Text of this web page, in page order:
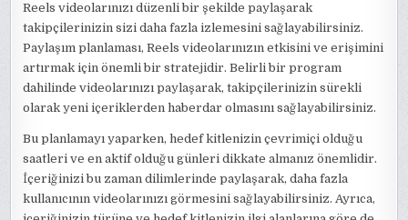
Reels videolarınızı düzenli bir şekilde paylaşarak
takipçilerinizin sizi daha fazla izlemesini sağlayabilirsiniz.
Paylaşım planlaması, Reels videolarınızın etkisini ve erişimini
artırmak için önemli bir stratejidir. Belirli bir program
dahilinde videolarınızı paylaşarak, takipçilerinizin sürekli
olarak yeni içeriklerden haberdar olmasını sağlayabilirsiniz.
Bu planlamayı yaparken, hedef kitlenizin çevrimiçi olduğu
saatleri ve en aktif olduğu günleri dikkate almanız önemlidir.
İçeriğinizi bu zaman dilimlerinde paylaşarak, daha fazla
kullanıcının videolarınızı görmesini sağlayabilirsiniz. Ayrıca,